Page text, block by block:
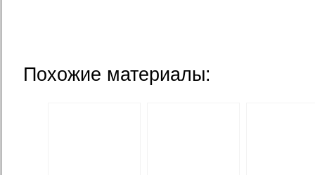
Похожие материалы: